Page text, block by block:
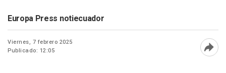
Europa Press notiecuador
Viernes, 7 febrero 2025
Publicado: 12:05